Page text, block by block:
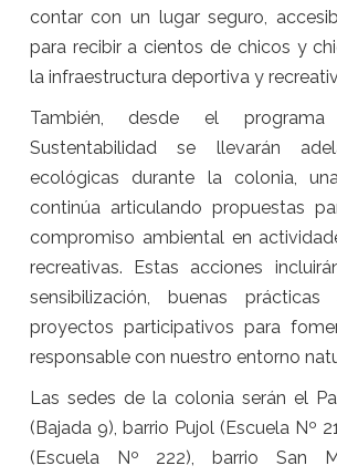
contar con un lugar seguro,
para recibir a cientos de chicos y
la infraestructura deportiva y
También, desde el programa
Sustentabilidad se llevarán
ecológicas durante la colonia,
continúa articulando propuestas
compromiso ambiental en
recreativas. Estas acciones
sensibilización, buenas
proyectos participativos para
responsable con nuestro entorno
Las sedes de la colonia serán el
(Bajada 9), barrio Pujol (Escuela Nº
(Escuela Nº 222), barrio San